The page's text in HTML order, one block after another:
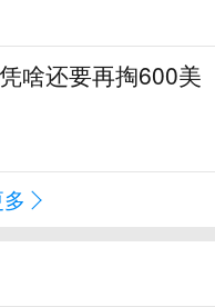
啥还要再掏600美